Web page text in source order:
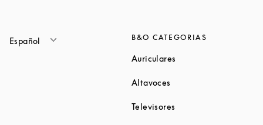
Español B&O CATEGORIAS
Auriculares
Altavoces
Televisores